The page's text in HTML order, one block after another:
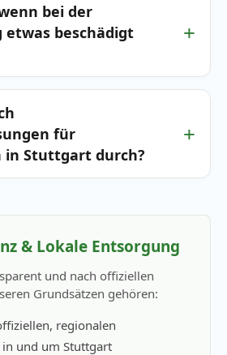
bei der
beschädigt
für
Stuttgart durch?
& Lokale Entsorgung
und nach offiziellen
Grundsätzen gehören:
regionalen
und um Stuttgart